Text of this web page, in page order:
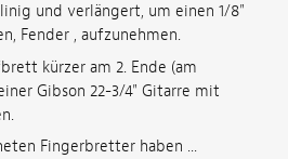
und verlängert, um einen 1/8"
Fender , aufzunehmen.
kürzer am 2. Ende (am
Gibson 22-3/4" Gitarre mit
Fingerbretter haben ...